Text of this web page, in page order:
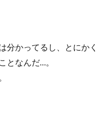
分かってるし、とにかく
となんだ…。